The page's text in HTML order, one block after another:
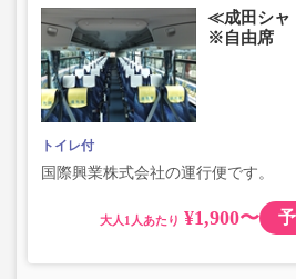
≪成田シャ
※自由席
トイレ付
国際興業株式会社の運行便です。
大人 ¥1,900〜